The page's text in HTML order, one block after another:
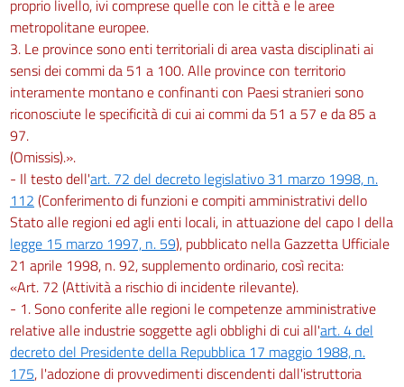
proprio livello, ivi comprese quelle con le città e le aree
metropolitane europee.
3. Le province sono enti territoriali di area vasta disciplinati ai
sensi dei commi da 51 a 100. Alle province con territorio
interamente montano e confinanti con Paesi stranieri sono
riconosciute le specificità di cui ai commi da 51 a 57 e da 85 a
97.
(Omissis).».
- Il testo dell'art. 72 del decreto legislativo 31 marzo 1998, n.
112 (Conferimento di funzioni e compiti amministrativi dello
Stato alle regioni ed agli enti locali, in attuazione del capo I della
legge 15 marzo 1997, n. 59), pubblicato nella Gazzetta Ufficiale
21 aprile 1998, n. 92, supplemento ordinario, così recita:
«Art. 72 (Attività a rischio di incidente rilevante).
- 1. Sono conferite alle regioni le competenze amministrative
relative alle industrie soggette agli obblighi di cui all'art. 4 del
decreto del Presidente della Repubblica 17 maggio 1988, n.
175, l'adozione di provvedimenti discendenti dall'istruttoria